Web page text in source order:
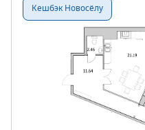
Кешбэк Новосёлу